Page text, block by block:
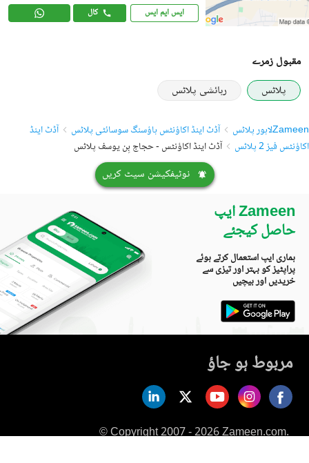
ایس ایم ایس کال
مقبول زمرے
پلاٹس
رہائشی پلاٹس
Zameenلاہور پلاٹس آڈٹ اینڈ اکاؤنٹس ہاؤسنگ سوسائٹی پلاٹس
آڈٹ اینڈ
اکاؤنٹس فیز 2 پلاٹس
آڈٹ اینڈ اکاؤنٹس - حجاج بِن یوسف پلاٹس
نوٹیفکیشن سیٹ کریں
Zameen ایپ
حاصل کیجئے
ہماری ایپ استعمال کرتے ہوئے
پراپٹیز کو بہتر اور تیزی سے
خریدیں اور بیچیں
مربوط ہو جاؤ
© Copyright 2007 - 2026 Zameen.com.